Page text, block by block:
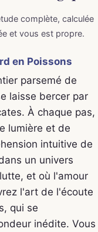
complète, calculée
et vous est propre.
en Poissons
parsemé de
laisse bercer par
À chaque pas,
lumière et de
intuitive de
un univers
et où l'amour
l'art de l'écoute
qui se
inédite. Vous